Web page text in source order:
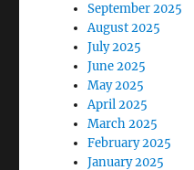
September 2025
August 2025
July 2025
June 2025
May 2025
April 2025
March 2025
February 2025
January 2025